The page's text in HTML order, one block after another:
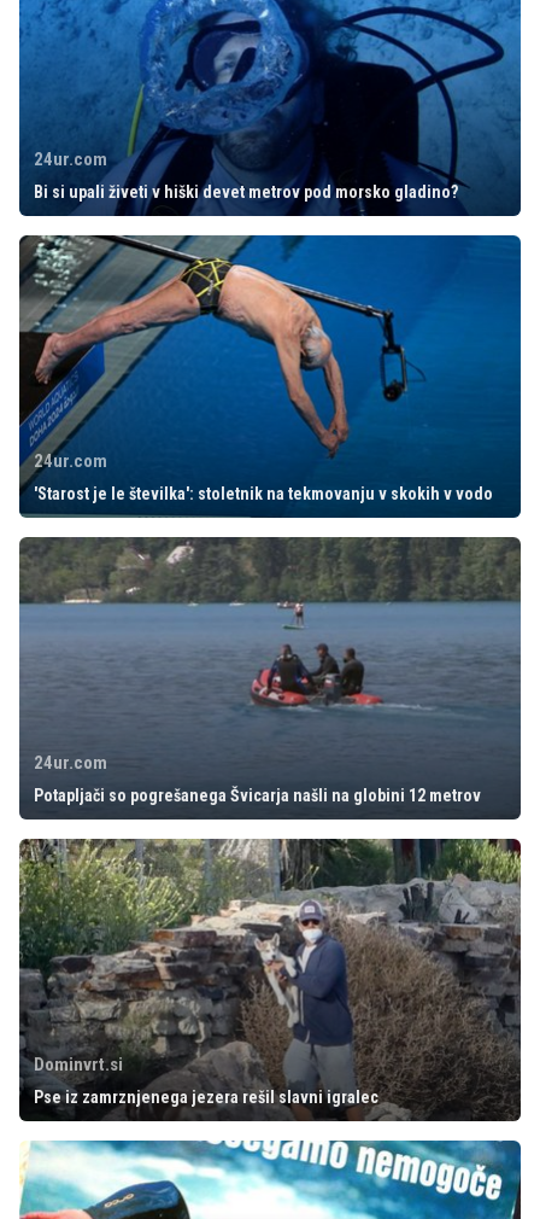
24ur.com
Bi si upali živeti v hiški devet metrov pod morsko gladino?
24ur.com
'Starost je le številka': stoletnik na tekmovanju v skokih v vodo
24ur.com
Potapljači so pogrešanega Švicarja našli na globini 12 metrov
Dominvrt.si
Pse iz zamrznjenega jezera rešil slavni igralec